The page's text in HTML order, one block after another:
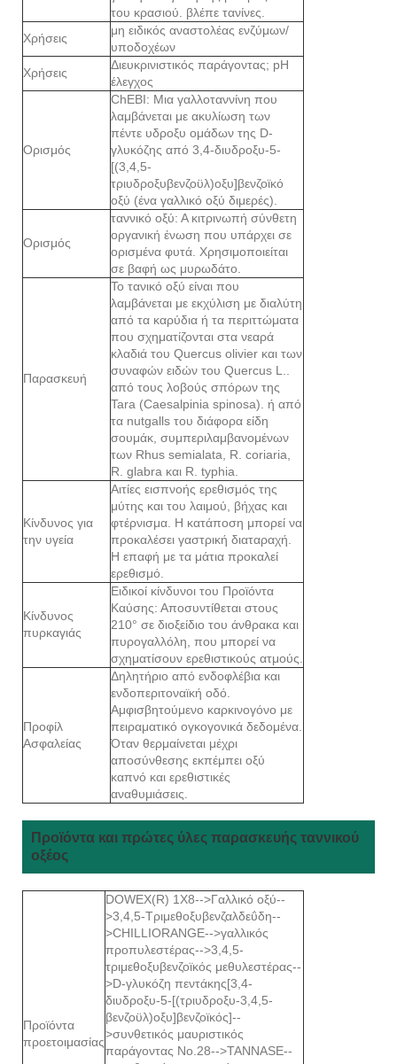
του κρασιού. βλέπε τανίνες.
Χρήσεις
μη ειδικός αναστολέας ενζύμων/
υποδοχέων
Χρήσεις
Διευκρινιστικός παράγοντας; pH
έλεγχος
Ορισμός
ChEBI: Μια γαλλοταννίνη που
λαμβάνεται με ακυλίωση των
πέντε υδροξυ ομάδων της D-
γλυκόζης από 3,4-διυδροξυ-5-
[(3,4,5-
τριυδροξυβενζοϋλ)οξυ]βενζοϊκό
οξύ (ένα γαλλικό οξύ διμερές).
Ορισμός
ταννικό οξύ: Α κιτρινωπή σύνθετη
οργανική ένωση που υπάρχει σε
ορισμένα φυτά. Χρησιμοποιείται
σε βαφή ως μυρωδάτο.
Παρασκευή
Το τανικό οξύ είναι που
λαμβάνεται με εκχύλιση με διαλύτη
από τα καρύδια ή τα περιττώματα
που σχηματίζονται στα νεαρά
κλαδιά του Quercus olivier και των
συναφών ειδών του Quercus L..
από τους λοβούς σπόρων της
Tara (Caesalpinia spinosa). ή από
τα nutgalls του διάφορα είδη
σουμάκ, συμπεριλαμβανομένων
των Rhus semialata, R. coriaria,
R. glabra και R. typhia.
Κίνδυνος για
την υγεία
Αιτίες εισπνοής ερεθισμός της
μύτης και του λαιμού, βήχας και
φτέρνισμα. Η κατάποση μπορεί να
προκαλέσει γαστρική διαταραχή.
Η επαφή με τα μάτια προκαλεί
ερεθισμό.
Κίνδυνος
πυρκαγιάς
Ειδικοί κίνδυνοι του Προϊόντα
Καύσης: Αποσυντίθεται στους
210° σε διοξείδιο του άνθρακα και
πυρογαλλόλη, που μπορεί να
σχηματίσουν ερεθιστικούς ατμούς.
Προφίλ
Ασφαλείας
Δηλητήριο από ενδοφλέβια και
ενδοπεριτοναϊκή οδό.
Αμφισβητούμενο καρκινογόνο με
πειραματικό ογκογονικά δεδομένα.
Όταν θερμαίνεται μέχρι
αποσύνθεσης εκπέμπει οξύ
καπνό και ερεθιστικές
αναθυμιάσεις.
Προϊόντα και πρώτες ύλες παρασκευής ταννικού
οξέος
Προϊόντα
προετοιμασίας
DOWEX(R) 1X8-->Γαλλικό οξύ--
>3,4,5-Τριμεθοξυβενζαλδεΰδη--
>CHILLIORANGE-->γαλλικός
προπυλεστέρας-->3,4,5-
τριμεθοξυβενζοϊκός μεθυλεστέρας--
>D-γλυκόζη πεντάκης[3,4-
διυδροξυ-5-[(τριυδροξυ-3,4,5-
βενζοϋλ)οξυ]βενζοϊκός]--
>συνθετικός μαυριστικός
παράγοντας No.28-->TANNASE--